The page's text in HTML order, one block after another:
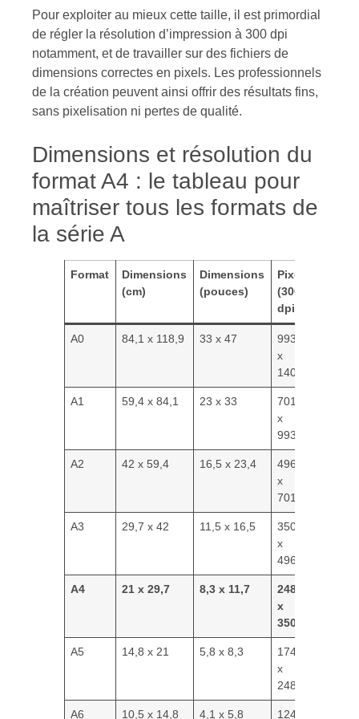
Pour exploiter au mieux cette taille, il est primordial
de régler la résolution d’impression à 300 dpi
notamment, et de travailler sur des fichiers de
dimensions correctes en pixels. Les professionnels
de la création peuvent ainsi offrir des résultats fins,
sans pixelisation ni pertes de qualité.
Dimensions et résolution du
format A4 : le tableau pour
maîtriser tous les formats de
la série A
Format
Dimensions
(cm)
Dimensions
(pouces)
Pixels
(300
dpi)
A0 84,1 x 118,9 33 x 47
9933
x
14043
A1 59,4 x 84,1 23 x 33
7016
x
9933
A2 42 x 59,4 16,5 x 23,4
4961
x
7016
A3 29,7 x 42 11,5 x 16,5
3508
x
4961
A4 21 x 29,7 8,3 x 11,7
2480
x
3508
A5 14,8 x 21 5,8 x 8,3
1748
x
2480
A6 10,5 x 14,8 4,1 x 5,8
1240